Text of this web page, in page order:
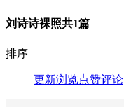
刘诗诗裸照共1篇
排序
更新浏览点赞评论